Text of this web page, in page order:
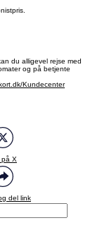
du alligevel rejse med
og på betjente
Kundecenter
på X
del link